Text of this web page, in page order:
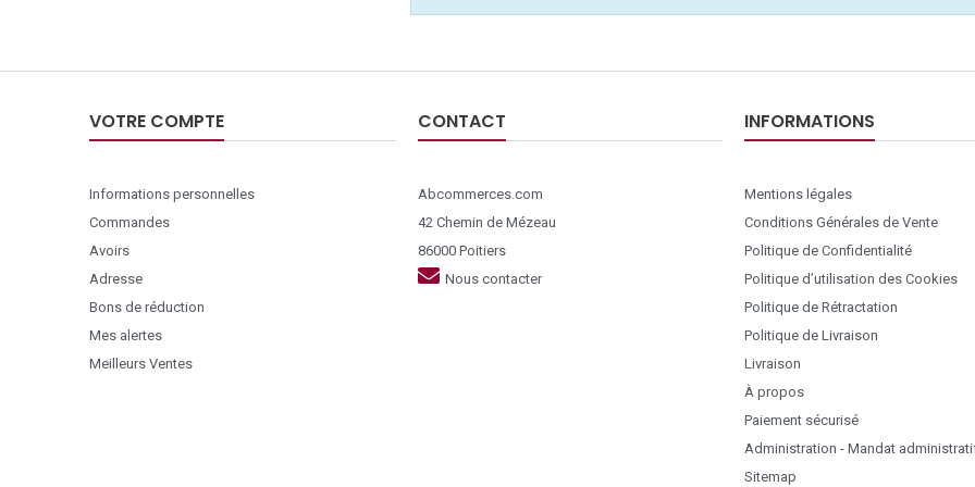
VOTRE COMPTE
Informations personnelles
Commandes
Avoirs
Adresse
Bons de réduction
Mes alertes
Meilleurs Ventes
CONTACT
Abcommerces.com
42 Chemin de Mézeau
86000 Poitiers
Nous contacter
INFORMATIONS
Mentions légales
Conditions Générales de Vente
Politique de Confidentialité
Politique d’utilisation des Cookies
Politique de Rétractation
Politique de Livraison
Livraison
À propos
Paiement sécurisé
Administration - Mandat
Sitemap